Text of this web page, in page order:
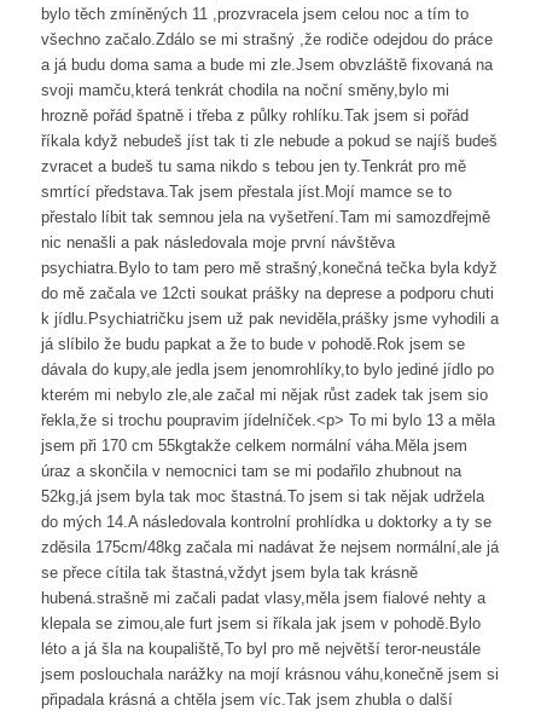
bylo těch zmíněných 11 ,prozvracela jsem celou noc a tím to
všechno začalo.Zdálo se mi strašný ,že rodiče odejdou do práce
a já budu doma sama a bude mi zle.Jsem obvzláště fixovaná na
svoji mamču,která tenkrát chodila na noční směny,bylo mi
hrozně pořád špatně i třeba z půlky rohlíku.Tak jsem si pořád
říkala když nebudeš jíst tak ti zle nebude a pokud se najíš budeš
zvracet a budeš tu sama nikdo s tebou jen ty.Tenkrát pro mě
smrtící představa.Tak jsem přestala jíst.Mojí mamce se to
přestalo líbit tak semnou jela na vyšetření.Tam mi samozdřejmě
nic nenašli a pak následovala moje první návštěva
psychiatra.Bylo to tam pero mě strašný,konečná tečka byla když
do mě začala ve 12cti soukat prášky na deprese a podporu chuti
k jídlu.Psychiatričku jsem už pak neviděla,prášky jsme vyhodili a
já slíbilo že budu papkat a že to bude v pohodě.Rok jsem se
dávala do kupy,ale jedla jsem jenomrohlíky,to bylo jediné jídlo po
kterém mi nebylo zle,ale začal mi nějak růst zadek tak jsem sio
řekla,že si trochu poupravim jídelníček.<p> To mi bylo 13 a měla
jsem při 170 cm 55kgtakže celkem normální váha.Měla jsem
úraz a skončila v nemocnici tam se mi podařilo zhubnout na
52kg,já jsem byla tak moc štastná.To jsem si tak nějak udržela
do mých 14.A následovala kontrolní prohlídka u doktorky a ty se
zděsila 175cm/48kg začala mi nadávat že nejsem normální,ale já
se přece cítila tak štastná,vždyt jsem byla tak krásně
hubená.strašně mi začali padat vlasy,měla jsem fialové nehty a
klepala se zimou,ale furt jsem si říkala jak jsem v pohodě.Bylo
léto a já šla na koupaliště,To byl pro mě největší teror-neustále
jsem poslouchala narážky na mojí krásnou váhu,konečně jsem si
připadala krásná a chtěla jsem víc.Tak jsem zhubla o další